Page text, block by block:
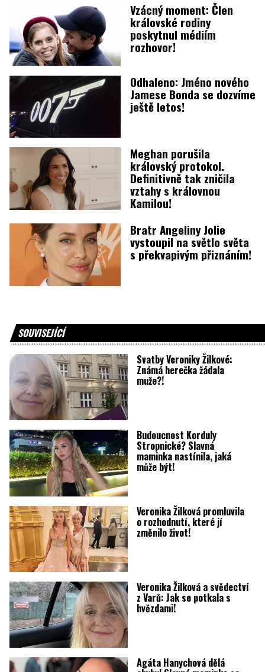
Vzácný moment: Člen
královské rodiny
poskytnul médiím
rozhovor!
Odhaleno: Jméno nového
Jamese Bonda se dozvíme
ještě letos!
Meghan porušila
královský protokol.
Definitivně tak zničila
vztahy s královnou
Kamilou!
Bratr Angeliny Jolie
vystoupil na světlo světa
s překvapivým přiznáním!
SOUVISEJÍCÍ
Svatby Veroniky Žilkové:
Známá herečka žádala
muže?!
Budoucnost Korduly
Stropnické? Slavná
maminka nastínila, jaká
může být!
Veronika Žilková promluvila
o rozhodnutí, které jí
změnilo život!
Veronika Žilková a svědectví
z Varů: Jak se potkala s
hvězdami!
Agáta Hanychová dělá